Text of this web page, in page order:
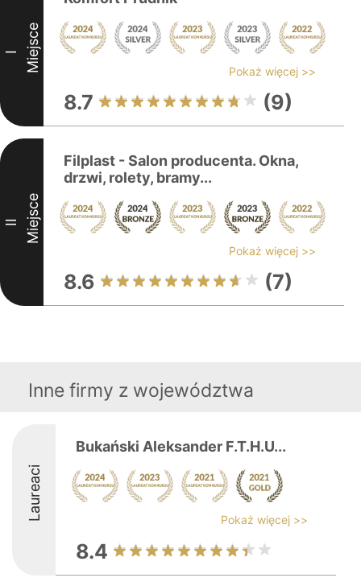
I Miejsce Pokaż więcej >>
8.7 (9)
II Miejsce
Filplast - Salon producenta. Okna,
drzwi, rolety, bramy...
Pokaż więcej >>
8.6 (7)
Inne firmy z województwa
Laureaci
Bukański Aleksander F.T.H.U...
Pokaż więcej >>
8.4